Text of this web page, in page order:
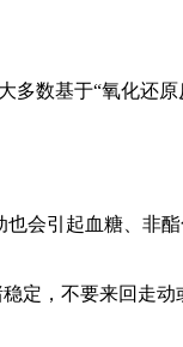
基于“氧化还原
引起血糖、非酯
，不要来回走动